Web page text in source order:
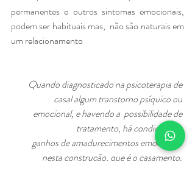
permanentes e outros sintomas emocionais,
podem ser habituais mas,  não são naturais em
um relacionamento
Quando diagnosticado na psicoterapia de
casal algum transtorno psíquico ou
emocional, e havendo a  possibilidade de
tratamento, há condições de
ganhos de amadurecimentos emocionais
nesta construção, que é o casamento.